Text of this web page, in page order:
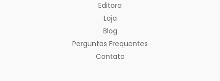
Editora
Loja
Blog
Perguntas Frequentes
Contato